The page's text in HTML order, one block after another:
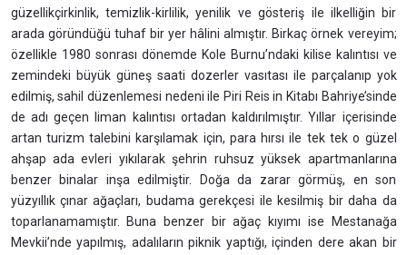
güzellikçirkinlik, temizlik-kirlilik, yenilik ve gösteriş ile ilkelliğin bir
arada göründüğü tuhaf bir yer hâlini almıştır. Birkaç örnek vereyim;
özellikle 1980 sonrası dönemde Kole Burnu’ndaki kilise kalıntısı ve
zemindeki büyük güneş saati dozerler vasıtası ile parçalanıp yok
edilmiş, sahil düzenlemesi nedeni ile Piri Reis in Kitabı Bahriye’sinde
de adı geçen liman kalıntısı ortadan kaldırılmıştır. Yıllar içerisinde
artan turizm talebini karşılamak için, para hırsı ile tek tek o güzel
ahşap ada evleri yıkılarak şehrin ruhsuz yüksek apartmanlarına
benzer binalar inşa edilmiştir. Doğa da zarar görmüş, en son
yüzyıllık çınar ağaçları, budama gerekçesi ile kesilmiş bir daha da
toparlanamamıştır. Buna benzer bir ağaç kıyımı ise Mestanağa
Mevkii’nde yapılmış, adalıların piknik yaptığı, içinden dere akan bir